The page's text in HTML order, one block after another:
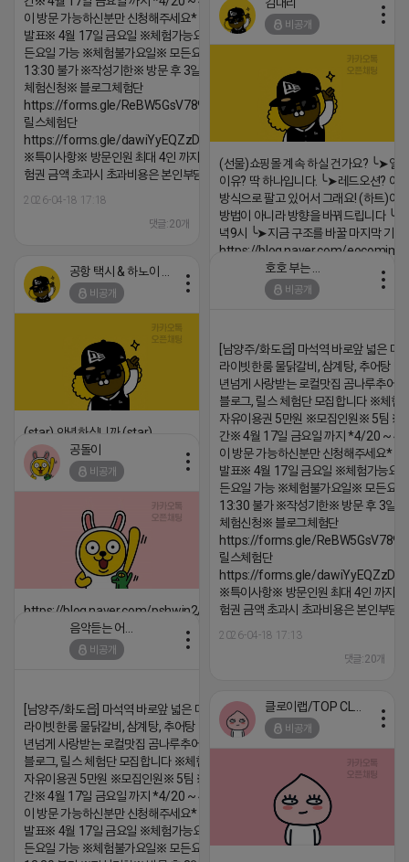
이 방문 가능하신분만 신청해주세요* ※체험단
발표※ 4월 17일 금요일 ※체험가능요일※ 모
든요일 가능 ※체험불가요일※ 모든요일 12 ~
13:30 불가 ※작성기한※ 방문 후 3일 이내 ※
체험신청※ 블로그체험단
https://forms.gle/ReBW5GsV789ur2Pz6
릴스체험단
https://forms.gle/dawiYyEQZzDdqf8W8
※특이사항※ 방문인원 최대 4인 까지 가능 체
험권 금액 초과시 초과비용은 본인부담입니다.
2026-04-18 17:18
댓글:20개
비공개
(선물)쇼핑몰 계속 하실 건가요? ╰➤열
이유? 딱 하나입니다. ╰➤레드오션? 아
방식으로 팔고 있어서 그래요! (하트)이
방법이 아니라 방향을 바꿔드립니다
녁9시 ╰➤지금 구조를 바꿀 마지막 기회
https://blog.naver.com/eocomim/
2026-04-18 17:15
비공개
[남양주/화도읍] 마석역 바로앞 넓은 매
라이빗한룸 물닭갈비, 삼계탕, 추어탕 맛
년넘게 사랑받는 로컬맛집 곰나루추어
블로그, 릴스 체험단 모집합니다 ※체험
자유이용권 5만원 ※모집인원※ 5팀 ※
간※ 4월 17일 금요일 까지 *4/20 ~ 4/
이 방문 가능하신분만 신청해주세요* ※
발표※ 4월 17일 금요일 ※체험가능요
든요일 가능 ※체험불가요일※ 모든요
13:30 불가 ※작성기한※ 방문 후 3일
체험신청※ 블로그체험단
https://forms.gle/
릴스체험단
https://forms.gle/
※특이사항※ 방문인원 최대 4인 까지
험권 금액 초과시 초과비용은 본인부담
2026-04-18 17:13
댓글:20개
비공개
(star) 안녕하십니까 (star)
2026-04-18 17:12
공돌이
비공개
https://blog.naver.com/pshwin2/224023970047
2026-04-18 17:12
비공개
[남양주/화도읍] 마석역 바로앞 넓은 매장과, 프
라이빗한룸 물닭갈비, 삼계탕, 추어탕 맛집 10
년넘게 사랑받는 로컬맛집 곰나루추어탕에서
블로그, 릴스 체험단 모집합니다 ※체험메뉴※
자유이용권 5만원 ※모집인원※ 5팀 ※모집기
간※ 4월 17일 금요일 까지 *4/20 ~ 4/26 사
이 방문 가능하신분만 신청해주세요* ※체험단
발표※ 4월 17일 금요일 ※체험가능요일※ 모
든요일 가능 ※체험불가요일※ 모든요일 12 ~
비공개